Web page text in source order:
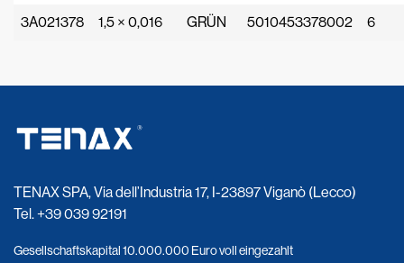
3A021378 1,5 × 0,016 GRÜN 5010453378002 6
TENAX SPA, Via dell’Industria 17, I-23897 Viganò (Lecco)
Tel.+39 039 92191
Gesellschaftskapital 10.000.000 Euro voll eingezahlt